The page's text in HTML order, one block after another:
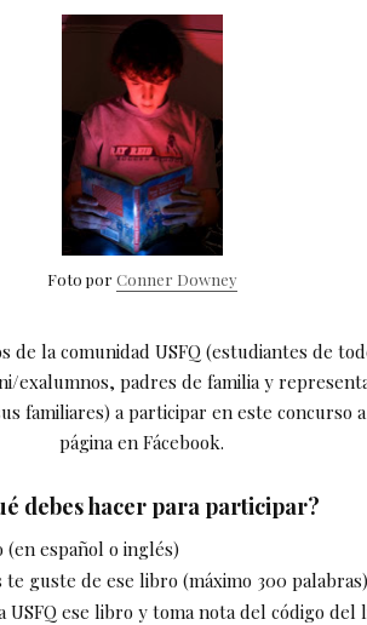
Foto porConner Downey
de la comunidad USFQ (estudiantes de
exalumnos, padres de familia y
familiares) a participar en este concurso
página en Fácebook.
debes hacer para participar?
español o inglés)
te guste de ese libro (máximo 300 palabras)
USFQ ese libro y toma nota del código del